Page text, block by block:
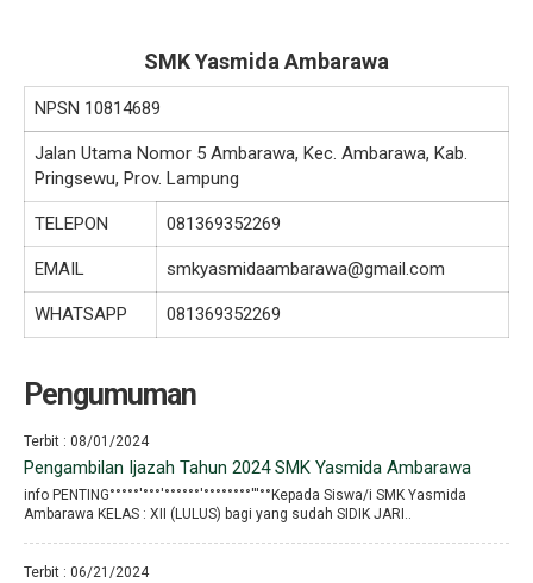
SMK Yasmida Ambarawa
NPSN 10814689
Jalan Utama Nomor 5 Ambarawa, Kec. Ambarawa, Kab.
Pringsewu, Prov. Lampung
TELEPON 081369352269
EMAIL smkyasmidaambarawa@gmail.com
WHATSAPP 081369352269
Pengumuman
Terbit : 08/01/2024
Pengambilan Ijazah Tahun 2024 SMK Yasmida Ambarawa
info PENTING°°°°°′°°°′°°°°°°′°°°°°°°°′′′°°Kepada Siswa/i SMK Yasmida
Ambarawa KELAS : XII (LULUS) bagi yang sudah SIDIK JARI..
Terbit : 06/21/2024